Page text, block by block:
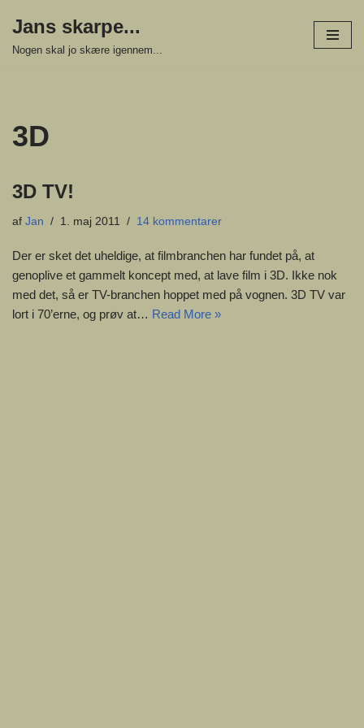
Spring
Jans skarpe...
Nogen skal jo skære igennem...
3D
3D TV!
af Jan 1. maj 2011 14 kommentarer
Der er sket det uheldige, at filmbranchen har fundet på, at
genoplive et gammelt koncept med, at lave film i 3D. Ikke nok
med det, så er TV-branchen hoppet med på vognen. 3D TV var
lort i 70’erne, og prøv at… Read More »